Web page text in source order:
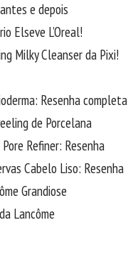
e depois
Elseve L’Oreal!
Milky Cleanser da Pixi!
Resenha completa
de Porcelana
Refiner: Resenha
Cabelo Liso: Resenha
Grandiose
Lancôme